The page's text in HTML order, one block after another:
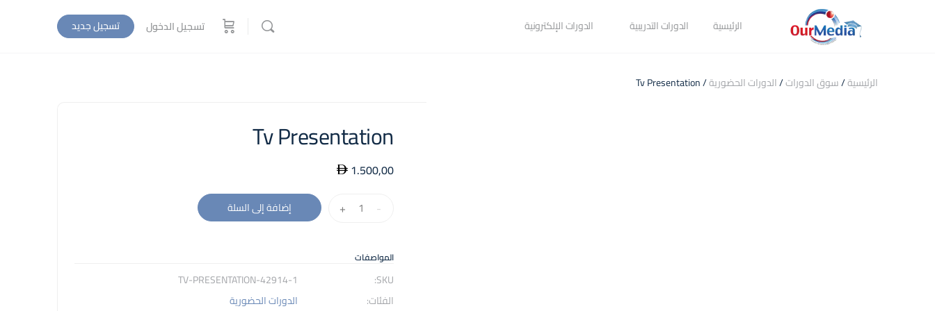
الرئيسية الدورات التدريبية الدورات الإلكترونية تسجيل الدخول تسجيل جديد
الرئيسية/سوق الدورات/الدورات الحضورية/ Tv Presentation
Tv Presentation
1.500,00
-
+ إضافة إلى السلة
المواصفات
SKU:
42914-1-TV-PRESENTATION
الفئات:
الدورات الحضورية